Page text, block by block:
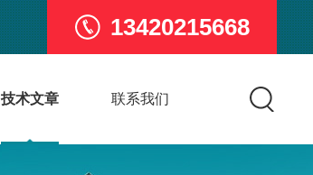
13420215668
技术文章 联系我们